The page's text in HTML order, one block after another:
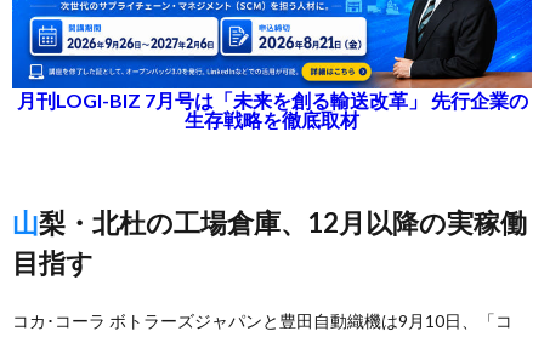
月刊LOGI-BIZ 7月号は「未来を創る輸送改革」 先行企業の
生存戦略を徹底取材
山梨・北杜の工場倉庫、12月以降の実稼働
目指す
コカ･コーラ ボトラーズジャパンと豊田自動織機は9月10日、「コ